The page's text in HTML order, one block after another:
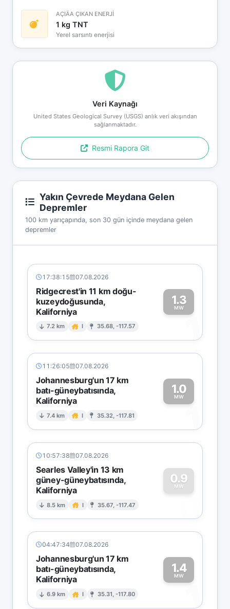
AÇIÄA ÇIKAN ENERJİ
1 kg TNT
Yerel sarsıntı enerjisi
Veri Kaynağı
United States Geological Survey (USGS) anlık veri akışından
sağlanmaktadır.
Resmi Rapora Git
Yakın Çevrede Meydana Gelen
Depremler
100 km yarıçapında, son 30 gün içinde meydana gelen
depremler
17:38:15 07.08.2026
Ridgecrest'in 11 km doğu-
kuzeydoğusunda,
Kaliforniya
7.2 km I 35.68, -117.57
1.3
MW
1
11:26:05 07.08.2026
Johannesburg'un 17 km
batı-güneybatısında,
Kaliforniya
7.4 km I 35.32, -117.81
1.0
MW
1
10:57:38 07.08.2026
Searles Valley'in 13 km
güney-güneybatısında,
Kaliforniya
8.5 km I 35.67, -117.47
0.9
MW
0
04:47:34 07.08.2026
Johannesburg'un 17 km
batı-güneybatısında,
Kaliforniya
6.9 km I 35.31, -117.80
1.4
MW
1